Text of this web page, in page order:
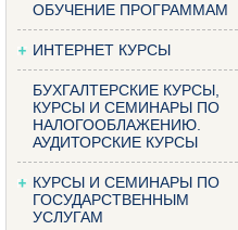
ОБУЧЕНИЕ ПРОГРАММАМ
ИНТЕРНЕТ КУРСЫ
БУХГАЛТЕРСКИЕ КУРСЫ,
КУРСЫ И СЕМИНАРЫ ПО
НАЛОГООБЛАЖЕНИЮ.
АУДИТОРСКИЕ КУРСЫ
КУРСЫ И СЕМИНАРЫ ПО
ГОСУДАРСТВЕННЫМ
УСЛУГАМ